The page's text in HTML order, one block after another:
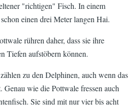
"richtigen" Fisch. In einem
einen drei Meter langen Hai.
rühren daher, dass sie ihre
Tiefen aufstöbern können.
zu den Delphinen, auch wenn das
Genau wie die Pottwale fressen auch
Sie sind mit nur vier bis acht